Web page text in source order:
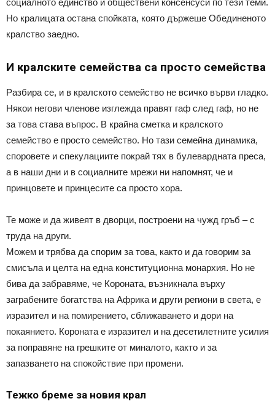
Но кралицата остана спойката, която държеше Обединеното
кралство заедно.
И кралските семейства са просто семейства
Разбира се, и в кралското семейство не всичко върви гладко.
Някои негови членове изглежда правят гаф след гаф, но не
за това става въпрос. В крайна сметка и кралското
семейство е просто семейство. Но тази семейна динамика,
споровете и спекулациите покрай тях в булевардната преса,
а в наши дни и в социалните мрежи ни напомнят, че и
принцовете и принцесите са просто хора.
Те може и да живеят в дворци, построени на чужд гръб – с
труда на други.
Можем и трябва да спорим за това, както и да говорим за
смисъла и целта на една конституционна монархия. Но не
бива да забравяме, че Короната, възникнала върху
заграбените богатства на Африка и други региони в света, е
изразител и на помирението, сближаването и дори на
покаянието. Короната е изразител и на десетилетните усилия
за поправяне на грешките от миналото, както и за
запазването на спокойствие при промени.
Тежко бреме за новия крал